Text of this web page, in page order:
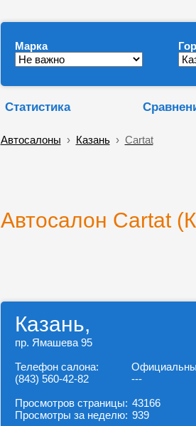
Марка
Статистика
Автосалоны › Казань› Cartat
Автосалон Cartat
Казань,
пр. Ямашева 95
Телефон салона:
(843) 560-42-82
---
Просмотров страницы:
Просмотры за неделю:
43166
939